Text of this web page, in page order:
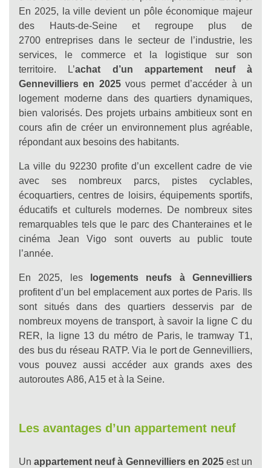
En 2025, la ville devient un pôle économique majeur
des Hauts-de-Seine et regroupe plus de
2700 entreprises dans le secteur de l’industrie, les
services, le commerce et la logistique sur son
territoire. L’achat d’un appartement neuf à
Gennevilliers en 2025 vous permet d’accéder à un
logement moderne dans des quartiers dynamiques,
bien valorisés. Des projets urbains ambitieux sont en
cours afin de créer un environnement plus agréable,
répondant aux besoins des habitants.
La ville du 92230 profite d’un excellent cadre de vie
avec ses nombreux parcs, pistes cyclables,
écoquartiers, centres de loisirs, équipements sportifs,
éducatifs et culturels modernes. De nombreux sites
remarquables tels que le parc des Chanteraines et le
cinéma Jean Vigo sont ouverts au public toute
l’année.
En 2025, les
logements neufs à Gennevilliers
profitent d’un bel emplacement aux portes de Paris. Ils
sont situés dans des quartiers desservis par de
nombreux moyens de transport, à savoir la ligne C du
RER, la ligne 13 du métro de Paris, le tramway T1,
des bus du réseau RATP. Via le port de Gennevilliers,
vous pouvez aussi accéder aux grands axes des
autoroutes A86, A15 et à la Seine.
Les avantages d’un appartement neuf
Unappartement neuf à Gennevilliers en 2025est un